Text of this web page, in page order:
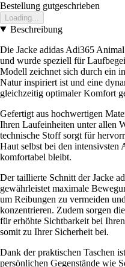
Bestellung gutgeschrieben
Loading...
Beschreibung
Die Jacke adidas Adi365
und wurde speziell für
Modell zeichnet sich durch ein
Natur inspiriert ist und eine
gleichzeitig optimaler Komfort
Gefertigt aus hochwertigen
Ihren Laufeinheiten unter allen
technische Stoff sorgt für
Haut selbst bei den intensivsten
komfortabel bleibt.
Der taillierte Schnitt der Jacke
gewährleistet maximale
um Reibungen zu vermeiden
konzentrieren. Zudem sorgen
für erhöhte Sichtbarkeit bei
somit zu Ihrer Sicherheit bei.
Dank der praktischen Taschen
persönlichen Gegenstände wie